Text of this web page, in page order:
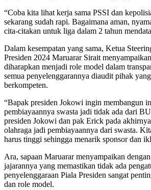
“Coba kita lihat kerja sama PSSI dan
sekarang sudah rapi. Bagaimana aman,
cita-citakan untuk liga dalam 2 tahun
Dalam kesempatan yang sama, Ketua
Presiden 2024 Maruarar Sirait
diharapkan menjadi role model dalam
semua penyelenggarannya diaudit pihak
berkompeten.
“Bapak presiden Jokowi ingin membangun
pembiayaannya swasta jadi tidak ada dari
presiden Jokowi dan pak Erick pada
olahraga jadi pembiayaannya dari swasta.
harus tinggi sehingga menarik sponsor dan
Ara, sapaan Maruarar menyampaikan
jajarannya yang memastikan tidak ada
penyelenggaraan Piala Presiden sangat
dan role model.